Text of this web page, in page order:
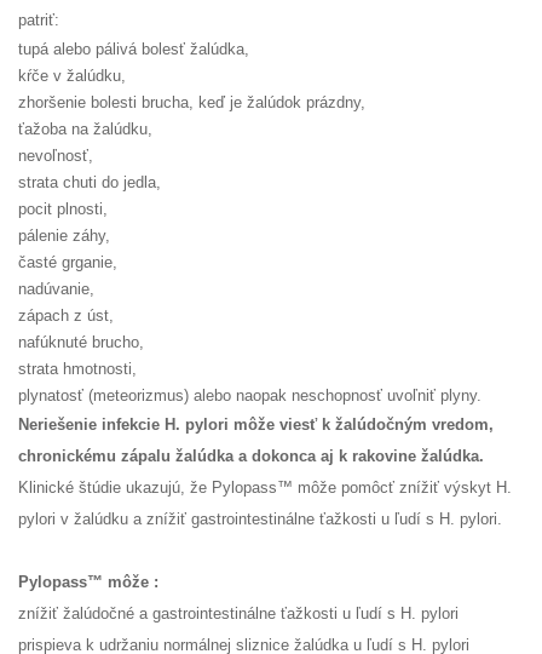
patriť:
tupá alebo pálivá bolesť žalúdka,
kŕče v žalúdku,
zhoršenie bolesti brucha, keď je žalúdok prázdny,
ťažoba na žalúdku,
nevoľnosť,
strata chuti do jedla,
pocit plnosti,
pálenie záhy,
časté grganie,
nadúvanie,
zápach z úst,
nafúknuté brucho,
strata hmotnosti,
plynatosť (meteorizmus) alebo naopak neschopnosť uvoľniť plyny.
Neriešenie infekcie H. pylori môže viesť k žalúdočným vredom,
chronickému zápalu žalúdka a dokonca aj k rakovine žalúdka.
Klinické štúdie ukazujú, že Pylopass™ môže pomôcť znížiť výskyt H.
pylori v žalúdku a znížiť gastrointestinálne ťažkosti u ľudí s H. pylori.
Pylopass™ môže :
znížiť žalúdočné a gastrointestinálne ťažkosti u ľudí s H. pylori
prispieva k udržaniu normálnej sliznice žalúdka u ľudí s H. pylori